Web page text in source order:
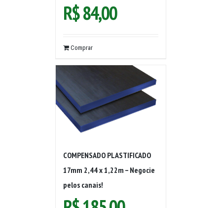
R$84,00
Comprar
COMPENSADO PLASTIFICADO
17mm 2,44 x 1,22m – Negocie
pelos canais!